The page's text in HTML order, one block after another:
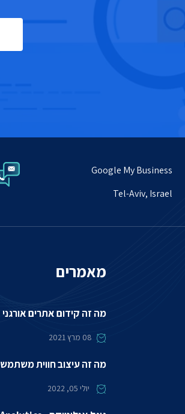
Google My Business
Tel-Aviv, Israel
מאמרים
מה זה קידום אתרים אורגני
08 מרץ 2021
מה זה עיצוב חווית משתמש UX
יולי 05, 2022